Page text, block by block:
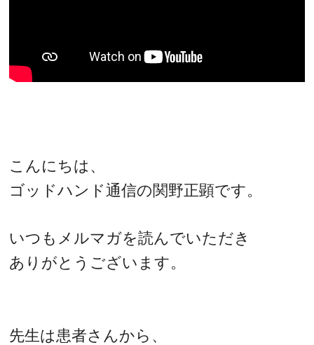
こんにちは、
ゴッドハンド通信の関野正顕です。
いつもメルマガを読んでいただき
ありがとうございます。
先生は患者さんから、